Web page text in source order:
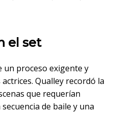
el set
un proceso exigente y
Qualley recordó la
que requerían
de baile y una